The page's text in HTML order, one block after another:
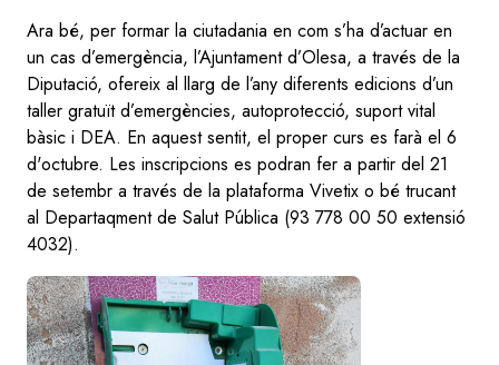
Ara bé, per formar la ciutadania en com s’ha d’actuar en
un cas d’emergència, l’Ajuntament d’Olesa, a través de la
Diputació, ofereix al llarg de l’any diferents edicions d’un
taller gratuït d’emergències, autoprotecció, suport vital
bàsic i DEA. En aquest sentit, el proper curs es farà el 6
d'octubre. Les inscripcions es podran fer a partir del 21
de setembr a través de la plataforma Vivetix o bé trucant
al Departaqment de Salut Pública (93 778 00 50 extensió
4032).
Image